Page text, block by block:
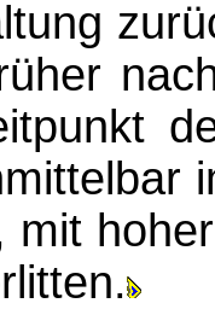
mit